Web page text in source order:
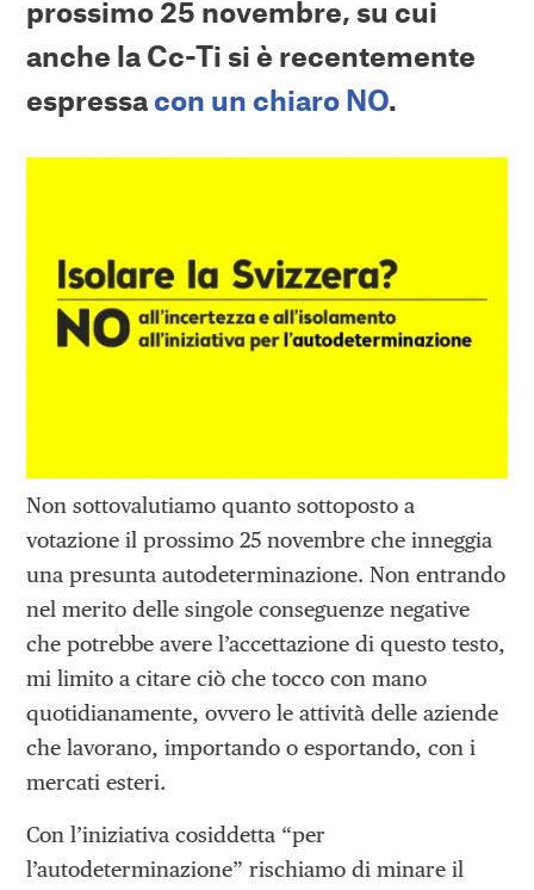
prossimo 25 novembre, su cui
anche la Cc-Ti si è recentemente
espressa con un chiaro NO.
Non sottovalutiamo quanto sottoposto a
votazione il prossimo 25 novembre che inneggia
una presunta autodeterminazione. Non entrando
nel merito delle singole conseguenze negative
che potrebbe avere l’accettazione di questo testo,
mi limito a citare ciò che tocco con mano
quotidianamente, ovvero le attività delle aziende
che lavorano, importando o esportando, con i
mercati esteri.
Con l’iniziativa cosiddetta “per
l’autodeterminazione” rischiamo di minare il